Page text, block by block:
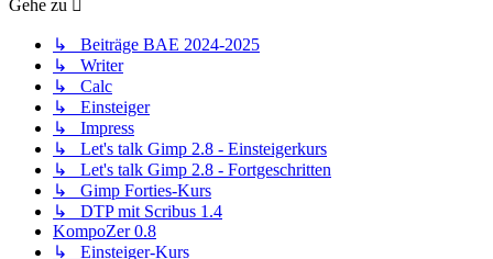
Gehe zu
↳ Beiträge BAE 2024-2025
↳ Writer
↳ Calc
↳ Einsteiger
↳ Impress
↳ Let's talk Gimp 2.8 - Einsteigerkurs
↳ Let's talk Gimp 2.8 - Fortgeschritten
↳ Gimp Forties-Kurs
↳ DTP mit Scribus 1.4
KompoZer 0.8
↳ Einsteiger-Kurs